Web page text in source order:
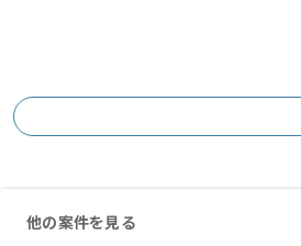
自発的に提
技術導入の
多い現場で
他の案件を見る